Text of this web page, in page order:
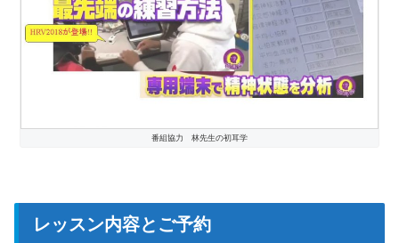
番組協力 林先生の初耳学
レッスン内容とご予約